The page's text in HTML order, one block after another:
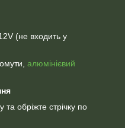
(не входить у
алюмінієвий
та обріжте стрічку по